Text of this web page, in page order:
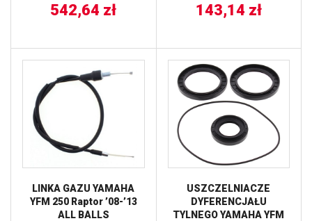
542,64 zł 143,14 zł
LINKA GAZU YAMAHA
YFM 250 Raptor ’08-’13
ALL BALLS
USZCZELNIACZE
DYFERENCJAŁU
TYLNEGO YAMAHA YFM